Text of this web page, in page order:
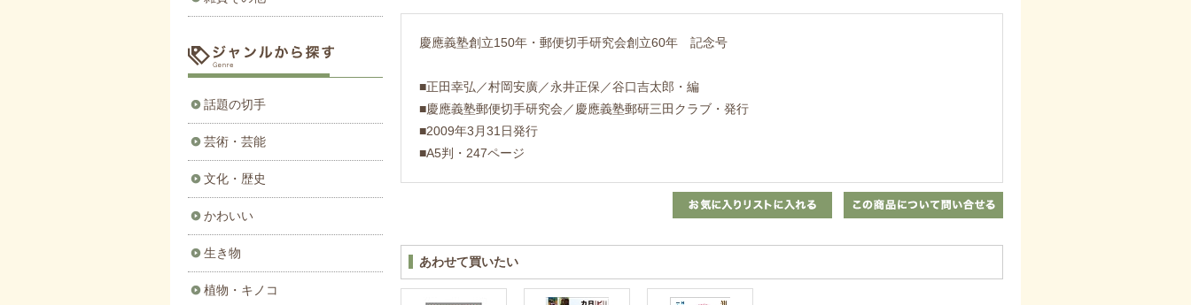
慶應義塾創立150年・郵便切手研究会創立60年 記念号
■正田幸弘／村岡安廣／永井正保／谷口吉太郎・編
■慶應義塾郵便切手研究会／慶應義塾郵研三田クラブ・発行
■2009年3月31日発行
■A5判・247ページ
あわせて買いたい
話題の切手
芸術・芸能
文化・歴史
かわいい
生き物
植物・キノコ